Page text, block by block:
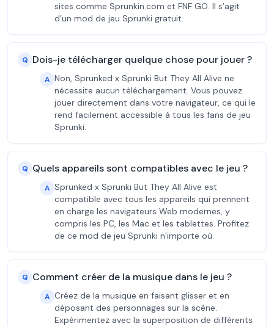
sites comme Sprunkin.com et FNF GO. Il s’agit
d’un mod de jeu Sprunki gratuit.
Q Dois-je télécharger quelque chose pour jouer ?
A Non, Sprunked x Sprunki But They All Alive ne
nécessite aucun téléchargement. Vous pouvez
jouer directement dans votre navigateur, ce qui le
rend facilement accessible à tous les fans de jeu
Sprunki.
Q Quels appareils sont compatibles avec le jeu ?
A Sprunked x Sprunki But They All Alive est
compatible avec tous les appareils qui prennent
en charge les navigateurs Web modernes, y
compris les PC, les Mac et les tablettes. Profitez
de ce mod de jeu Sprunki n’importe où.
Q Comment créer de la musique dans le jeu ?
A Créez de la musique en faisant glisser et en
déposant des personnages sur la scène.
Expérimentez avec la superposition de différents